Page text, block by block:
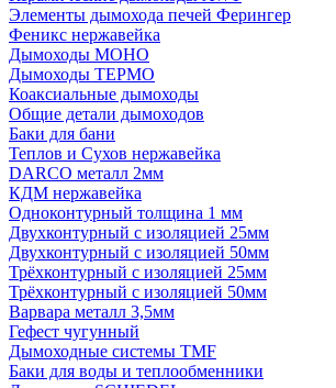
Элементы дымохода печей Ферингер
Феникс нержавейка
Дымоходы МОНО
Дымоходы ТЕРМО
Коаксиальные дымоходы
Общие детали дымоходов
Баки для бани
Теплов и Сухов нержавейка
DARCO металл 2мм
КДМ нержавейка
Одноконтурный толщина 1 мм
Двухконтурный с изоляцией 25мм
Двухконтурный с изоляцией 50мм
Трёхконтурный с изоляцией 25мм
Трёхконтурный с изоляцией 50мм
Варвара металл 3,5мм
Гефест чугунный
Дымоходные системы TMF
Баки для воды и теплообменники